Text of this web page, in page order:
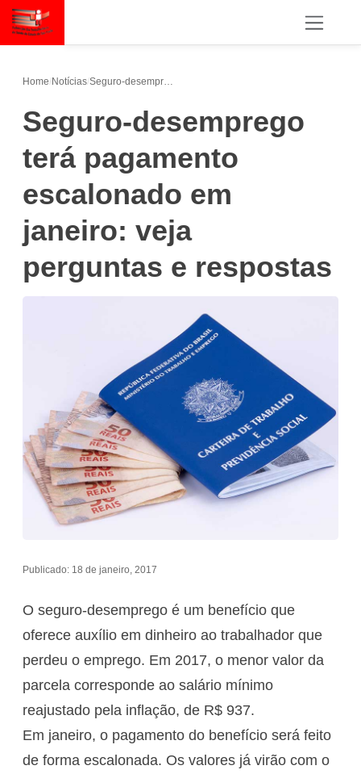
Home/Notícias/
Seguro-desemprego
terá pagamento
escalonado em
janeiro: veja
perguntas e respostas
Publicado: 18 de janeiro, 2017
O seguro-desemprego é um benefício que
oferece auxílio em dinheiro ao trabalhador que
perdeu o emprego. Em 2017, o menor valor da
parcela corresponde ao salário mínimo
reajustado pela inflação, de R$ 937.
Em janeiro, o pagamento do benefício será feito
de forma escalonada. Os valores já virão com o